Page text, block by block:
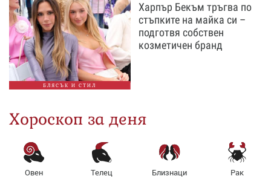
БЛЯСЪК И СТИЛ
Харпър Бекъм тръгва по
стъпките на майка си –
подготвя собствен
козметичен бранд
Хороскоп за деня
Овен Телец Близнаци Рак